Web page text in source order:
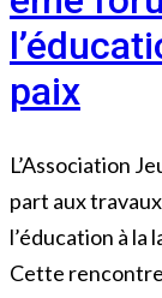
paix
L’Association
part aux
l’éducation à la
Cette